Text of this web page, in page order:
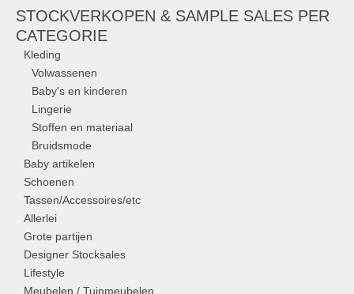
STOCKVERKOPEN & SAMPLE SALES PER
CATEGORIE
Kleding
Volwassenen
Baby's en kinderen
Lingerie
Stoffen en materiaal
Bruidsmode
Baby artikelen
Schoenen
Tassen/Accessoires/etc
Allerlei
Grote partijen
Designer Stocksales
Lifestyle
Meubelen / Tuinmeubelen